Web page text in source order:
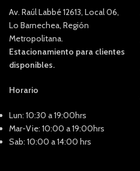
Av. Raúl Labbé 12613, Local 06,
Lo Barnechea, Región
Metropolitana.
Estacionamiento para clientes
disponibles.
Horario
Lun: 10:30 a 19:00hrs
Mar-Vie: 10:00 a 19:00hrs
Sab: 10:00 a 14:00 hrs